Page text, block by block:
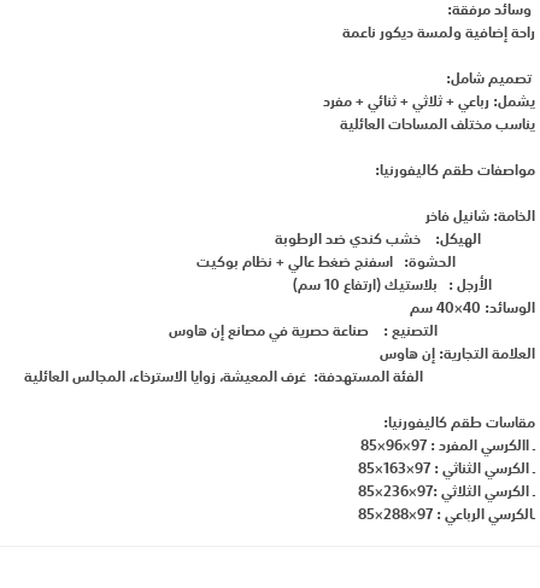
وسائد مرفقة:
راحة إضافية ولمسة ديكور ناعمة
تصميم شامل:
يشمل: رباعي + ثلاثي + ثنائي + مفرد
يناسب مختلف المساحات العائلية
مواصفات طقم كاليفورنيا:
الخامة: شانيل فاخر
الهيكل: خشب كندي ضد الرطوبة
الحشوة: اسفنج ضغط عالي + نظام بوكيت
الأرجل : بلاستيك (ارتفاع 10 سم)
الوسائد: 40×40 سم
التصنيع : صناعة حصرية في مصانع إن هاوس
العلامة التجارية: إن هاوس
الفئة المستهدفة: غرف المعيشة، زوايا الاسترخاء، المجالس العائلية
مقاسات طقم كاليفورنيا:
ـ االكرسي المفرد : 97×96×85
ـ الكرسي الثناثي : 97×163×85
ـ الكرسي الثلاثي :97×236×85
ـالكرسي الرباعي : 97×288×85